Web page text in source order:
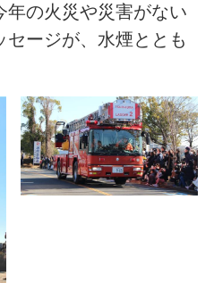
年の火災や災害がない
セージが、水煙ととも